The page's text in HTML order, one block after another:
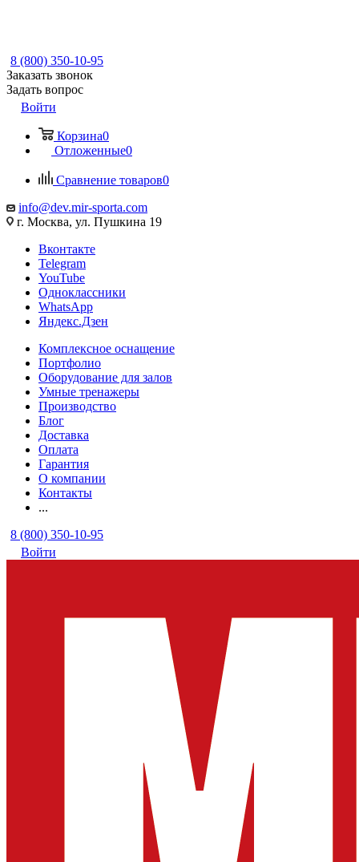
8 (800) 350-10-95
Заказать звонок
Задать вопрос
Войти
Корзина0
Отложенные0
Сравнение товаров0
info@dev.mir-sporta.com
г. Москва, ул. Пушкина 19
Вконтакте
Telegram
YouTube
Одноклассники
WhatsApp
Яндекс.Дзен
Комплексное оснащение
Портфолио
Оборудование для залов
Умные тренажеры
Производство
Блог
Доставка
Оплата
Гарантия
О компании
Контакты
...
8 (800) 350-10-95
Войти